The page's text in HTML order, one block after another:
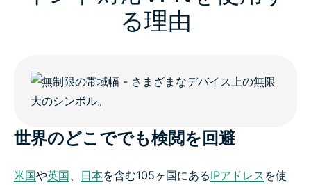
る理由
世界のどこででも検閲を回避
米国や英国 日本を含む105ヶ国にあるIPアドレス を使